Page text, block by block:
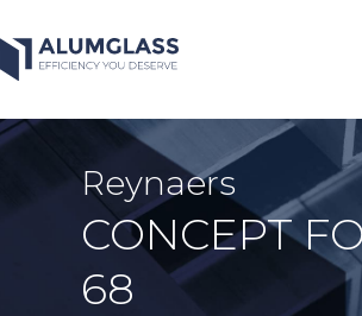
Inhalt
springen
Reynaers
CONCEPT
68